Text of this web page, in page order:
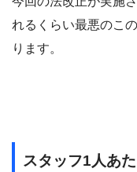
れるくらい最悪のこ
ります。
スタッフ1人あ